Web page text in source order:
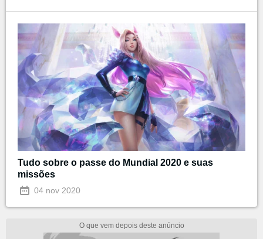
Tudo sobre o passe do Mundial 2020 e suas
missões
04 nov 2020